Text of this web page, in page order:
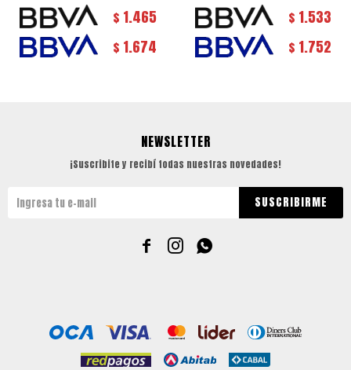
$ 1.465
$ 1.674
$ 1.533
$ 1.752
NEWSLETTER
¡Suscribite y recibí todas nuestras novedades!
SUSCRIBIRME
  